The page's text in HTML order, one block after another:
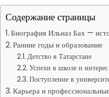
Содержание страницы
Биография Ильназ Бах —
Ранние годы и образование
Детство в Татарстане
Успехи в школе и
Поступление в
Карьера и